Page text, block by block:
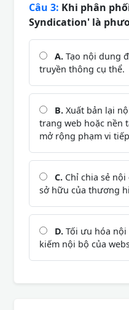
Câu 3: Khi phân
Syndication' là
A. Tạo nội dung
truyền thông cụ thể.
B. Xuất bản lại
trang web hoặc nền
mở rộng phạm vi
C. Chỉ chia sẻ
sở hữu của thương
D. Tối ưu hóa
kiếm nội bộ của